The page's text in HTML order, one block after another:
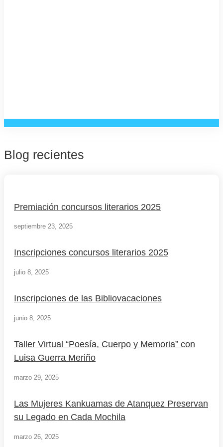
Blog recientes
Premiación concursos literarios 2025
septiembre 23, 2025
Inscripciones concursos literarios 2025
julio 8, 2025
Inscripciones de las Bibliovacaciones
junio 8, 2025
Taller Virtual “Poesía, Cuerpo y Memoria” con
Luisa Guerra Meriño
marzo 29, 2025
Las Mujeres Kankuamas de Atanquez Preservan
su Legado en Cada Mochila
marzo 26, 2025